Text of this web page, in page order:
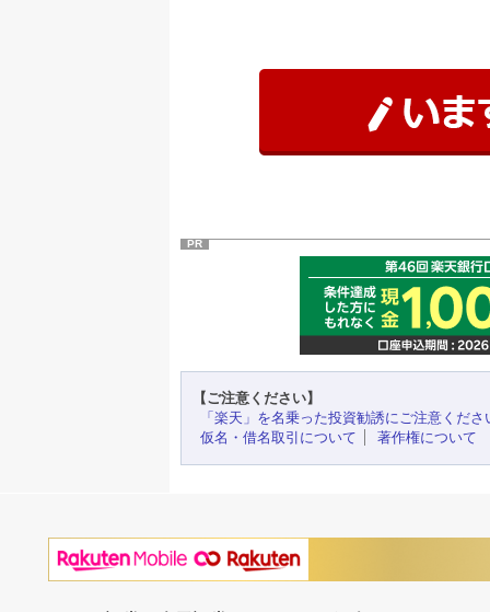
PR
【ご注意ください】
「楽天」を名乗った投資勧誘にご注意くださ
仮名・借名取引について
著作権について